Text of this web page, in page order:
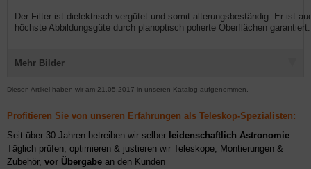
Der Filter ist dielektrisch vergütet und somit alterungsbeständig. Er ist
höchste Abbildungsgüte durch planoptisch polierte Oberflächen garantiert.
Mehr Bilder
Diesen Artikel haben wir am 21.05.2017 in unseren Katalog aufgenommen.
Profitieren Sie von unseren Erfahrungen als Teleskop-Spezialisten:
Seit über 30 Jahren betreiben wir selber leidenschaftlich Astronomie
Täglich prüfen, optimieren & justieren wir Teleskope, Montierungen &
Zubehör, vor Übergabe an den Kunden